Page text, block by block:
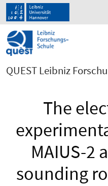
QUEST Leibniz
The
MAIUS-2
sounding